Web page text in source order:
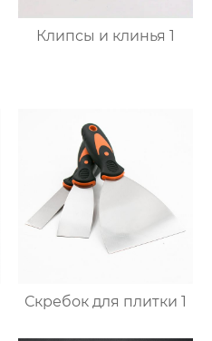
Клипсы и клинья 1
Скребок для плитки 1